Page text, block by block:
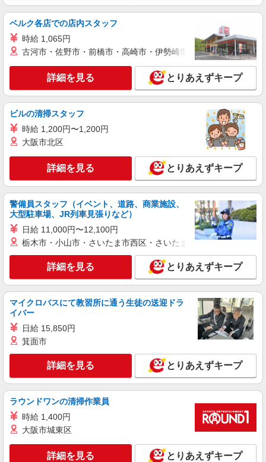
通常時給より変動なし ■深夜時給 ⇒22時以降時給
25％UP↑
キープ
アルバイト パート
CELTS新橋烏森口駅前店
店舗スタッフ
時給1,300円 ※給与幅は経験・能力による ■食
事補助あり ⇒1食200円 ■昇給あり（年2回） ⇒ト
レーナーになったら… 通常時給＋300円！！ ■
研修時給 ⇒通常時給より変動なし ■高校生時給 ⇒
東京都港区新橋3-16-5 DK新橋烏森口ビル2F
キープ 詳細を見る
パート
個室ダイニング ウメ子の家 品川駅前店
店舗スタッフ
時給1,300円 ※給与幅は経験・能力による ■食
事補助あり ⇒1食200円 ■昇給あり（年2回） ⇒ト
レーナーになったら… 通常時給＋300円！！ ■
研修時給 ⇒通常時給より変動なし ■高校生時給 ⇒
通常時給より変動なし ■深夜時給 ⇒22時以降時給
25％UP↑
東京都港区港南2-6-9 DK品川ビル2F
キープ 詳細を見る
アルバイト パート
ダーツ＆パーティーREGALO品川港南口店
時給1,300円 ※給与幅は経験・能力による ■食
レーナーになったら… 通常時給＋300円！！ ■
研修時給 ⇒通常時給より変動なし ■高校生時給 ⇒
通常時給より変動なし ■深夜時給 ⇒22時以降時給
25％UP↑
東京都港区港南2丁目2-1 第二ミナトビル1・
2F
キープ
アルバイト パート
CELTS新橋烏森口駅前店
店舗スタッフ
ベルク各店での店内スタッフ
時給 1,065円
古河市・佐野市・前橋市・高崎市・伊勢崎市・太田市・館林市
詳細を見る とりあえずキープ
ビルの清掃スタッフ
時給 1,200円〜1,200円
大阪市北区
詳細を見る とりあえずキープ
警備員スタッフ（イベント、道路、商業施設、
大型駐車場、JR列車見張りなど）
日給 11,000円〜12,100円
栃木市・小山市・さいたま市西区・さいたま市岩槻区・久喜市・
詳細を見る とりあえずキープ
マイクロバスにて教習所に通う生徒の送迎ドラ
イバー
日給 15,850円
箕面市
詳細を見る とりあえずキープ
ラウンドワンの清掃作業員
時給 1,400円
大阪市城東区
詳細を見る とりあえずキープ